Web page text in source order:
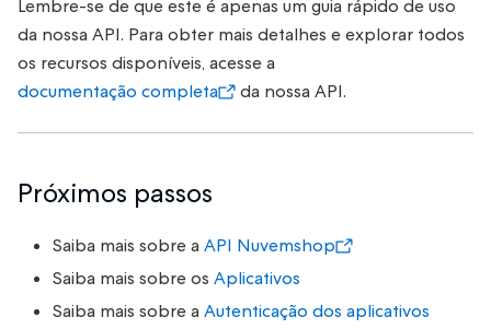
Lembre-se de que este é apenas um guia rápido de uso
da nossa API. Para obter mais detalhes e explorar todos
os recursos disponíveis, acesse a
documentação completa
da nossa API.
Próximos passos
Saiba mais sobre a API Nuvemshop
Saiba mais sobre os Aplicativos
Saiba mais sobre a Autenticação dos aplicativos